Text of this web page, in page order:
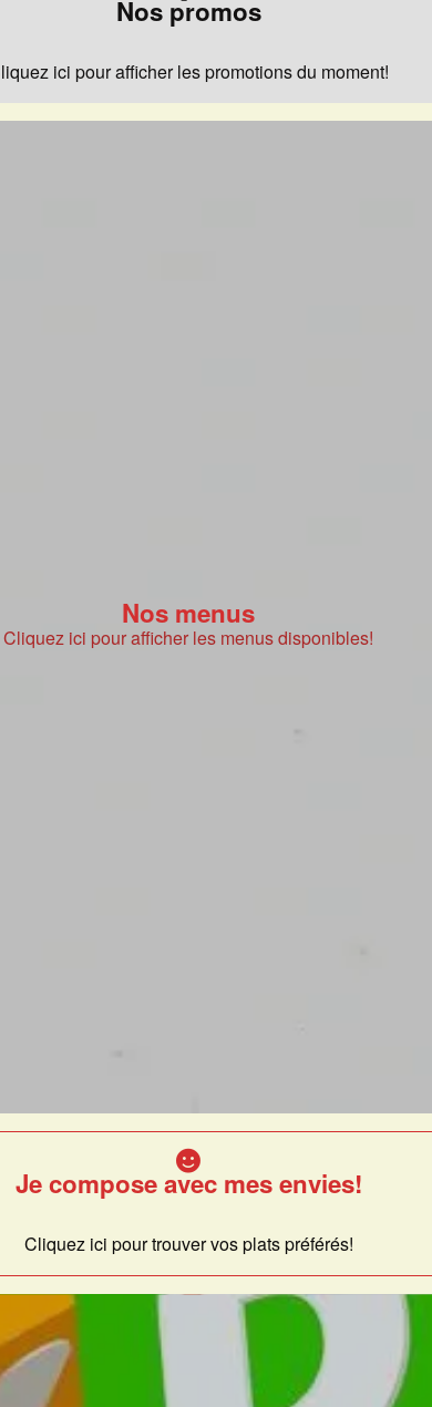
Nos promos
ici pour afficher les promotions du moment!
Nos menus
Cliquez ici pour afficher les menus disponibles!
Je compose avec mes envies!
Cliquez ici pour trouver vos plats préférés!